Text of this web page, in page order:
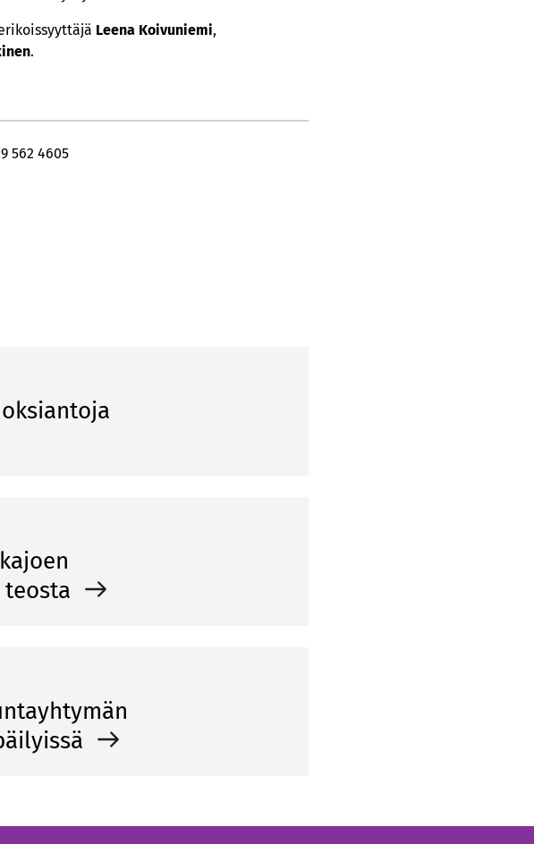
Leena Koivuniemi,
.
562 4605